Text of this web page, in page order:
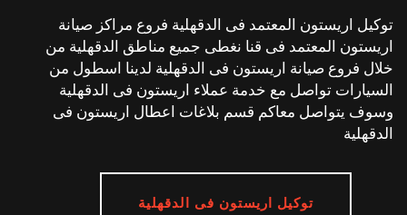
توكيل اريستون المعتمد فى الدقهلية فروع مراكز صيانة
اريستون المعتمد فى قنا نغطى جميع مناطق الدقهلية من
خلال فروع صيانة اريستون فى الدقهلية لدينا اسطول من
السيارات تواصل مع خدمة عملاء اريستون فى الدقهلية
وسوف يتواصل معاكم قسم بلاغات اعطال اريستون فى
الدقهلية
توكيل اريستون فى الدقهلية